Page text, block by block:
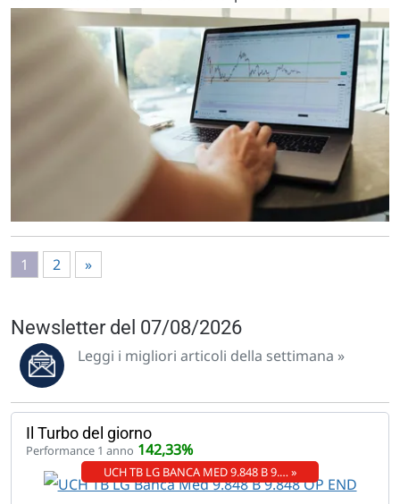
1 2 »
Newsletter del 07/08/2026
Leggi i migliori articoli della settimana »
Il Turbo del giorno
Performance 1 anno 142,33%
UCH TB LG BANCA MED 9.848 B 9.… »